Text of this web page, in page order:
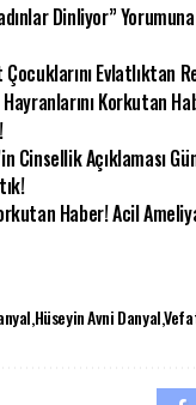
Dinliyor”
Evlatlıktan
Korkutan
Cinsellik Açıklaması
Haber! Acil
Hüseyin Avni Danyal